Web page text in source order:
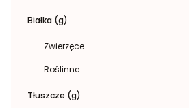
Białka (g)
Zwierzęce
Roślinne
Tłuszcze (g)